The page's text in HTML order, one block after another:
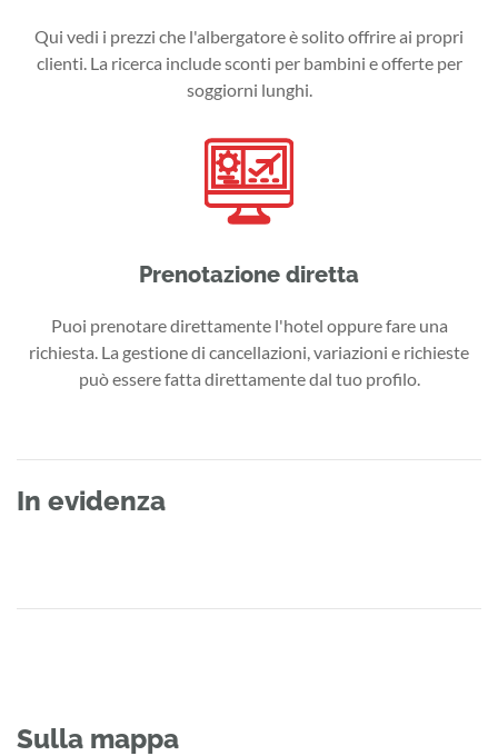
Qui vedi i prezzi che l'albergatore è solito offrire ai propri
clienti. La ricerca include sconti per bambini e offerte per
soggiorni lunghi.
Prenotazione diretta
Puoi prenotare direttamente l'hotel oppure fare una
richiesta. La gestione di cancellazioni, variazioni e richieste
può essere fatta direttamente dal tuo profilo.
In evidenza
Sulla mappa